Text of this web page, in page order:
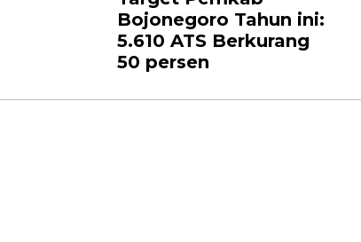
Bojonegoro Tahun ini:
5.610 ATS Berkurang
50 persen